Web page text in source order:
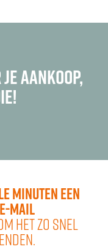
aankoop,
minuten een
mail
het zo snel